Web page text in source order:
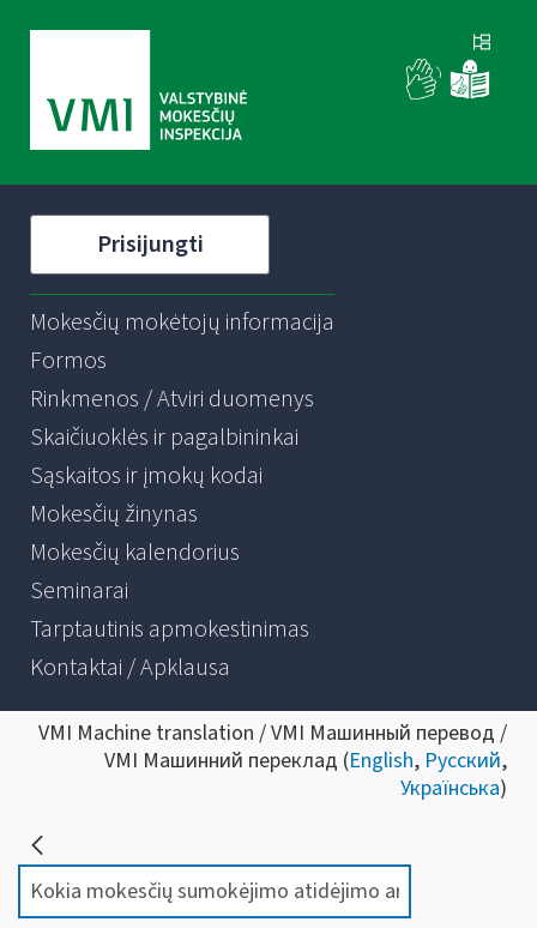
Prisijungti
Mokesčių mokėtojų informacija
Formos
Rinkmenos / Atviri duomenys
Skaičiuoklės ir pagalbininkai
Sąskaitos ir įmokų kodai
Mokesčių žinynas
Mokesčių kalendorius
Seminarai
Tarptautinis apmokestinimas
Kontaktai / Apklausa
VMI Machine translation / VMI Машинный перевод /
VMI Машинний переклад (English, Русский,
Українська)